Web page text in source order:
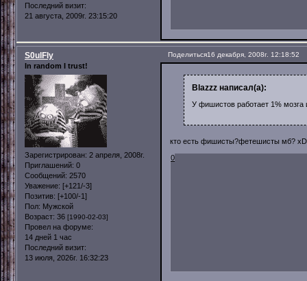
Последний визит:
21 августа, 2009г. 23:15:20
Поделиться16 декабря, 2008г. 12:18:52
S0ulFly
In random I trust!
Зарегистрирован: 2 апреля, 2008г.
Приглашений: 0
Сообщений: 2570
Уважение: [+121/-3]
Позитив: [+100/-1]
Пол: Мужской
Возраст: 36 [1990-02-03]
Провел на форуме:
14 дней 1 час
Последний визит:
13 июля, 2026г. 16:32:23
Blazzz написал(а):
У фишистов работает 1%
кто есть фишисты?фетешисты мб? xD
0